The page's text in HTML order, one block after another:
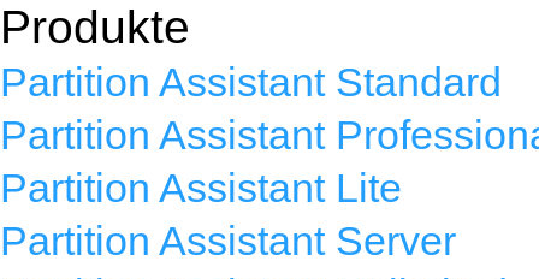
Produkte
Partition Assistant Standard
Partition Assistant
Partition Assistant Lite
Partition Assistant Server